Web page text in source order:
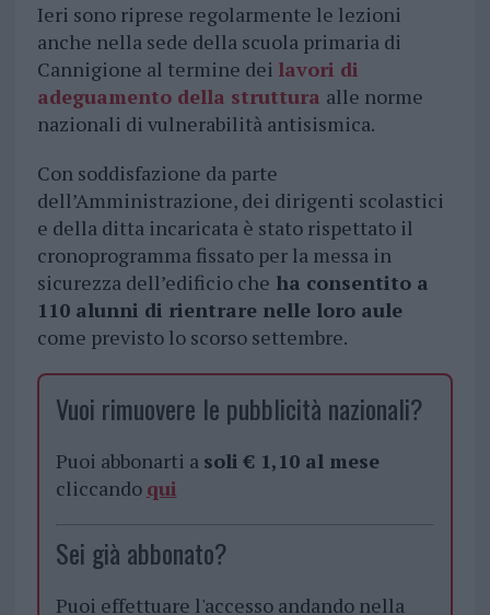
Ieri sono riprese regolarmente le lezioni
anche nella sede della scuola primaria di
Cannigione al termine dei lavori di
adeguamento della struttura alle norme
nazionali di vulnerabilità antisismica.
Con soddisfazione da parte
dell’Amministrazione, dei dirigenti scolastici
e della ditta incaricata è stato rispettato il
cronoprogramma fissato per la messa in
sicurezza dell’edificio che ha consentito a
110 alunni di rientrare nelle loro aule
come previsto lo scorso settembre.
Vuoi rimuovere le pubblicità nazionali?
Puoi abbonarti a soli € 1,10 al mese
cliccando qui
Sei già abbonato?
Puoi effettuare l'accesso andando nella